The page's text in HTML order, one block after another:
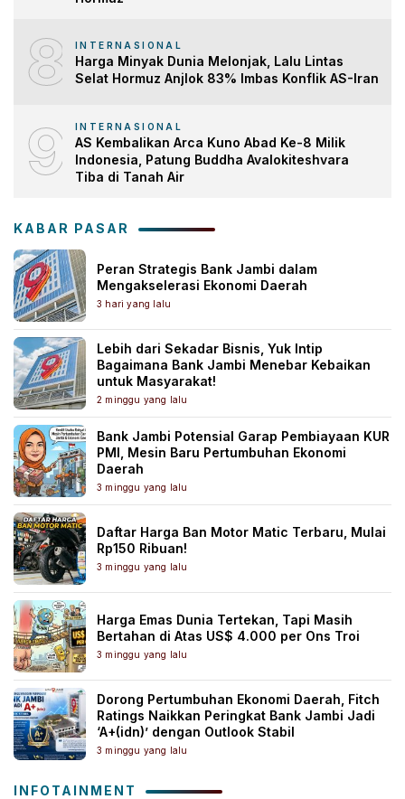
8 INTERNASIONAL
Harga Minyak Dunia Melonjak, Lalu Lintas
Selat Hormuz Anjlok 83% Imbas Konflik AS-Iran
9 INTERNASIONAL
AS Kembalikan Arca Kuno Abad Ke-8 Milik
Indonesia, Patung Buddha Avalokiteshvara
Tiba di Tanah Air
KABAR PASAR
Peran Strategis Bank Jambi dalam
Mengakselerasi Ekonomi Daerah
3 hari yang lalu
Lebih dari Sekadar Bisnis, Yuk Intip
Bagaimana Bank Jambi Menebar Kebaikan
untuk Masyarakat!
2 minggu yang lalu
Bank Jambi Potensial Garap Pembiayaan KUR
PMI, Mesin Baru Pertumbuhan Ekonomi
Daerah
3 minggu yang lalu
Daftar Harga Ban Motor Matic Terbaru, Mulai
Rp150 Ribuan!
3 minggu yang lalu
Harga Emas Dunia Tertekan, Tapi Masih
Bertahan di Atas US$ 4.000 per Ons Troi
3 minggu yang lalu
Dorong Pertumbuhan Ekonomi Daerah, Fitch
Ratings Naikkan Peringkat Bank Jambi Jadi
‘A+(idn)’ dengan Outlook Stabil
3 minggu yang lalu
INFOTAINMENT